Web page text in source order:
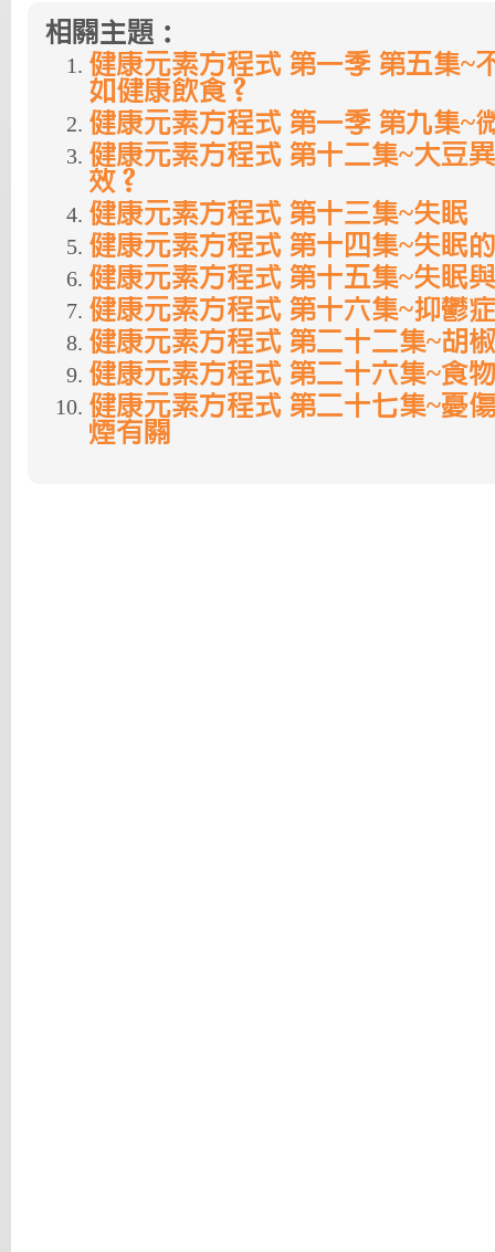
相關主題：
健康元素方程式 第一季 第五集~
如健康飲食？
健康元素方程式 第一季 第九集~
健康元素方程式 第十二集~大豆
效？
健康元素方程式 第十三集~失眠
健康元素方程式 第十四集~失眠
健康元素方程式 第十五集~失眠
健康元素方程式 第十六集~抑鬱症
健康元素方程式 第二十二集~胡
健康元素方程式 第二十六集~食
健康元素方程式 第二十七集~憂
煙有關